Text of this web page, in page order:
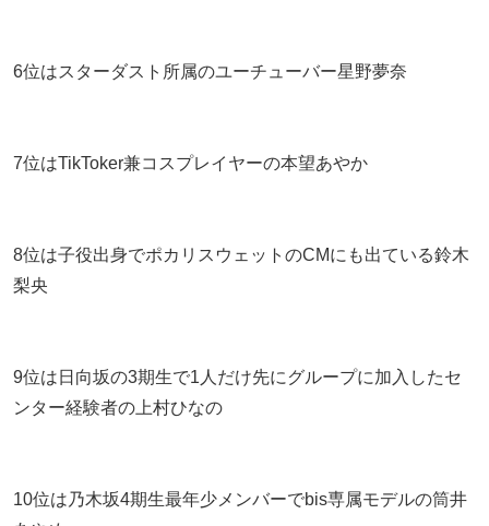
6位はスターダスト所属のユーチューバー星野夢奈
7位はTikToker兼コスプレイヤーの本望あやか
8位は子役出身でポカリスウェットのCMにも出ている鈴木
梨央
9位は日向坂の3期生で1人だけ先にグループに加入したセ
ンター経験者の上村ひなの
10位は乃木坂4期生最年少メンバーでbis専属モデルの筒井